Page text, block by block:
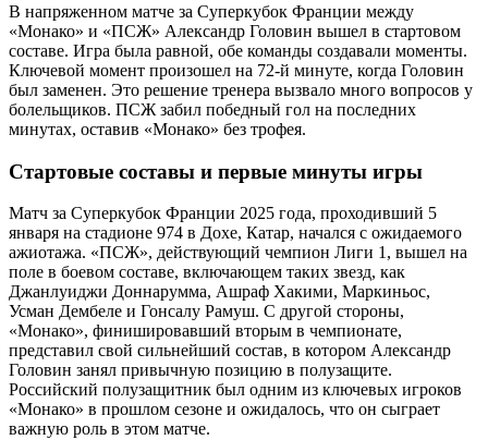
В напряженном матче за Суперкубок Франции между
«Монако» и «ПСЖ» Александр Головин вышел в стартовом
составе. Игра была равной, обе команды создавали моменты.
Ключевой момент произошел на 72-й минуте, когда Головин
был заменен. Это решение тренера вызвало много вопросов у
болельщиков. ПСЖ забил победный гол на последних
минутах, оставив «Монако» без трофея.
Стартовые составы и первые минуты игры
Матч за Суперкубок Франции 2025 года, проходивший 5
января на стадионе 974 в Дохе, Катар, начался с ожидаемого
ажиотажа. «ПСЖ», действующий чемпион Лиги 1, вышел на
поле в боевом составе, включающем таких звезд, как
Джанлуиджи Доннарумма, Ашраф Хакими, Маркиньос,
Усман Дембеле и Гонсалу Рамуш. С другой стороны,
«Монако», финишировавший вторым в чемпионате,
представил свой сильнейший состав, в котором Александр
Головин занял привычную позицию в полузащите.
Российский полузащитник был одним из ключевых игроков
«Монако» в прошлом сезоне и ожидалось, что он сыграет
важную роль в этом матче.